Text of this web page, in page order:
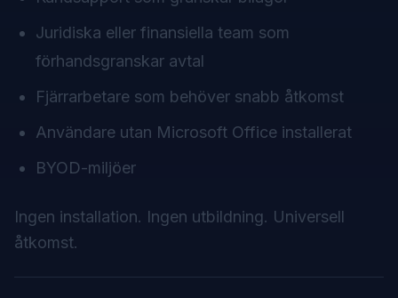
Juridiska eller finansiella team som
förhandsgranskar avtal
Fjärrarbetare som behöver snabb åtkomst
Användare utan Microsoft Office installerat
BYOD-miljöer
Ingen installation. Ingen utbildning. Universell
åtkomst.